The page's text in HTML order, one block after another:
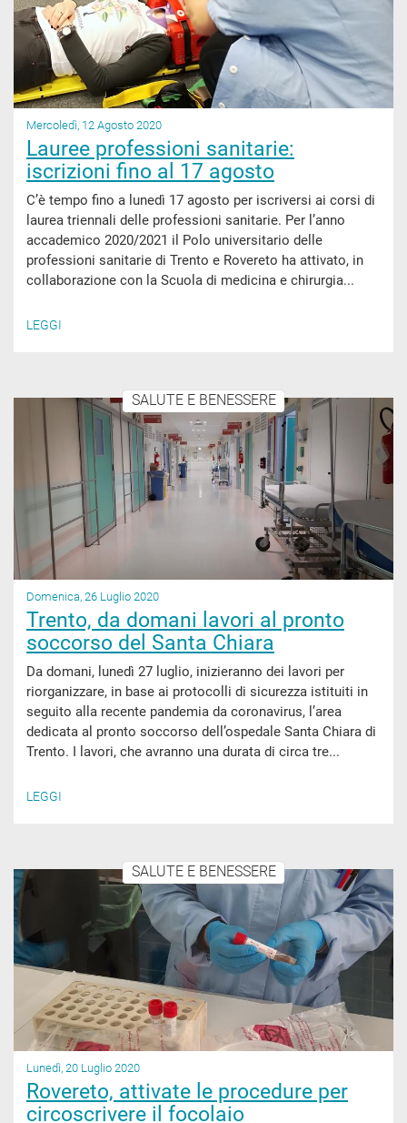
Mercoledì, 12 Agosto 2020
Lauree professioni sanitarie:
iscrizioni fino al 17 agosto
C’è tempo fino a lunedì 17 agosto per iscriversi ai corsi di
laurea triennali delle professioni sanitarie. Per l’anno
accademico 2020/2021 il Polo universitario delle
professioni sanitarie di Trento e Rovereto ha attivato, in
collaborazione con la Scuola di medicina e chirurgia...
LEGGI
SALUTE E BENESSERE
Domenica, 26 Luglio 2020
Trento, da domani lavori al pronto
soccorso del Santa Chiara
Da domani, lunedì 27 luglio, inizieranno dei lavori per
riorganizzare, in base ai protocolli di sicurezza istituiti in
seguito alla recente pandemia da coronavirus, l’area
dedicata al pronto soccorso dell’ospedale Santa Chiara di
Trento. I lavori, che avranno una durata di circa tre...
LEGGI
SALUTE E BENESSERE
Lunedì, 20 Luglio 2020
Rovereto, attivate le procedure per
circoscrivere il focolaio